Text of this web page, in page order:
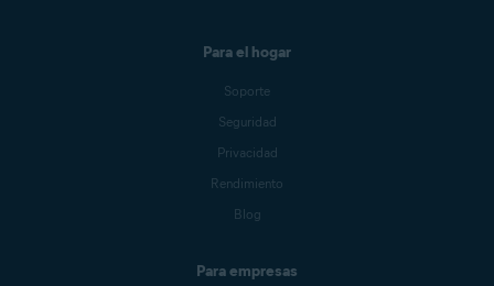
Para el hogar
Soporte
Seguridad
Privacidad
Rendimiento
Blog
Para empresas